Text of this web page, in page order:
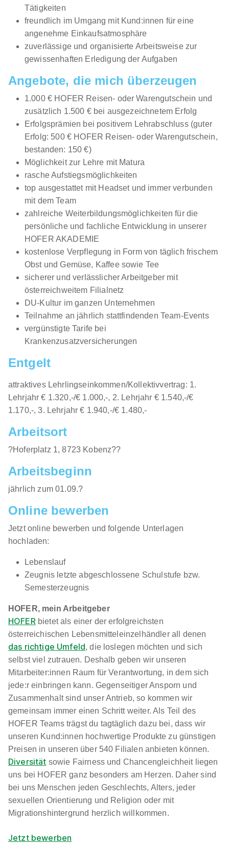
Tätigkeiten
freundlich im Umgang mit Kund:innen für eine
angenehme Einkaufsatmosphäre
zuverlässige und organisierte Arbeitsweise zur
gewissenhaften Erledigung der Aufgaben
Angebote, die mich überzeugen
1.000 € HOFER Reisen- oder Warengutschein und
zusätzlich 1.500 € bei ausgezeichnetem Erfolg
Erfolgsprämien bei positivem Lehrabschluss (guter
Erfolg: 500 € HOFER Reisen- oder Warengutschein,
bestanden: 150 €)
Möglichkeit zur Lehre mit Matura
rasche Aufstiegsmöglichkeiten
top ausgestattet mit Headset und immer verbunden
mit dem Team
zahlreiche Weiterbildungsmöglichkeiten für die
persönliche und fachliche Entwicklung in unserer
HOFER AKADEMIE
kostenlose Verpflegung in Form von täglich frischem
Obst und Gemüse, Kaffee sowie Tee
sicherer und verlässlicher Arbeitgeber mit
österreichweitem Filialnetz
DU-Kultur im ganzen Unternehmen
Teilnahme an jährlich stattfindenden Team-Events
vergünstigte Tarife bei
Krankenzusatzversicherungen
Entgelt
attraktives Lehrlingseinkommen/Kollektivvertrag: 1.
Lehrjahr € 1.320,-/€ 1.000,-, 2. Lehrjahr € 1.540,-/€
1.170,-, 3. Lehrjahr € 1.940,-/€ 1.480,-
Arbeitsort
?Hoferplatz 1, 8723 Kobenz??
Arbeitsbeginn
jährlich zum 01.09.?
Online bewerben
Jetzt online bewerben und folgende Unterlagen
hochladen:
Lebenslauf
Zeugnis letzte abgeschlossene Schulstufe bzw.
Semesterzeugnis
HOFER, mein Arbeitgeber
HOFER bietet als einer der erfolgreichsten
österreichischen Lebensmitteleinzelhändler all denen
das richtige Umfeld, die loslegen möchten und sich
selbst viel zutrauen. Deshalb geben wir unseren
Mitarbeiter:innen Raum für Verantwortung, in dem sich
jede:r einbringen kann. Gegenseitiger Ansporn und
Zusammenhalt sind unser Antrieb, so kommen wir
gemeinsam immer einen Schritt weiter. Als Teil des
HOFER Teams trägst du tagtäglich dazu bei, dass wir
unseren Kund:innen hochwertige Produkte zu günstigen
Preisen in unseren über 540 Filialen anbieten können.
Diversität sowie Fairness und Chancengleichheit liegen
uns bei HOFER ganz besonders am Herzen. Daher sind
bei uns Menschen jeden Geschlechts, Alters, jeder
sexuellen Orientierung und Religion oder mit
Migrationshintergrund herzlich willkommen.
Jetzt bewerben